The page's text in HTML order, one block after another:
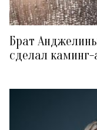
Брат
сделал каминг-